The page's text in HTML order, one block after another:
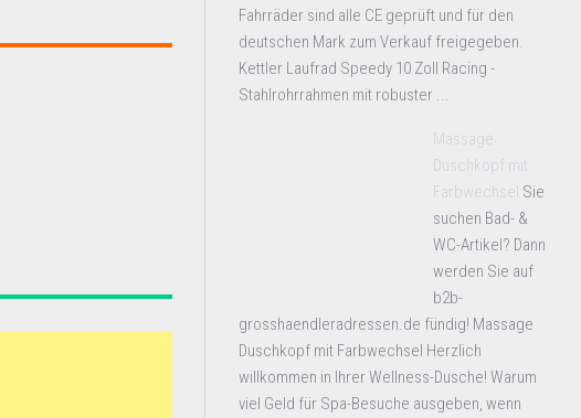
Fahrräder sind alle CE geprüft und für den
deutschen Mark zum Verkauf freigegeben.
Kettler Laufrad Speedy 10 Zoll Racing -
Stahlrohrrahmen mit robuster ...
Massage
Duschkopf mit
Farbwechsel Sie
suchen Bad- &
WC-Artikel? Dann
werden Sie auf
b2b-
grosshaendleradressen.de fündig! Massage
Duschkopf mit Farbwechsel Herzlich
willkommen in Ihrer Wellness-Dusche! Warum
viel Geld für Spa-Besuche ausgeben, wenn